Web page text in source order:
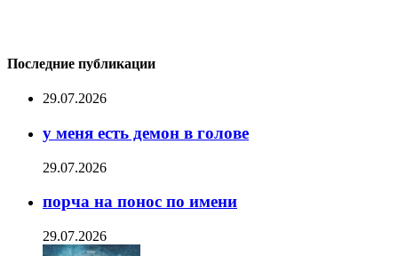
Последние публикации
29.07.2026
у меня есть демон в голове
29.07.2026
порча на понос по имени
29.07.2026